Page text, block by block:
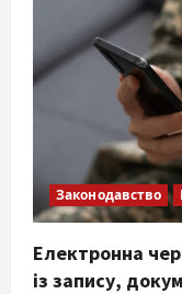
Законодавство
Електронна
із запису,